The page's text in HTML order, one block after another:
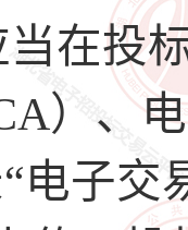
当在投
）、
“电子